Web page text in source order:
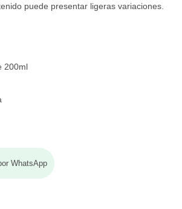
puede presentar ligeras variaciones.
200ml
WhatsApp